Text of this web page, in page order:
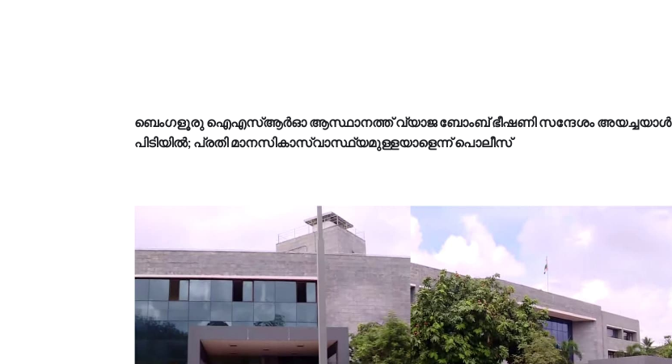
ബെം​ഗളൂരു ഐഎസ്ആർഓ ആസ്ഥാനത്ത് വ്യാജ ബോംബ് ഭീഷണി സന്ദേശം അയച്ചയാൾ
പിടിയിൽ; പ്രതി മാനസികാസ്വാസ്ഥ്യമുള്ളയാളെന്ന് പൊലീസ്